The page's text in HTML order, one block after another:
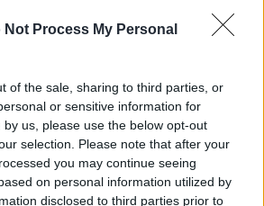
Not Process My Personal
of the sale, sharing to third parties, or
or sensitive information for
us, please use the below opt-out
selection. Please note that after your
you may continue seeing
on personal information utilized by
disclosed to third parties prior to